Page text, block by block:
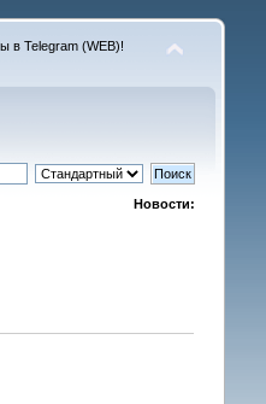
в Telegram (WEB)!
Новости: